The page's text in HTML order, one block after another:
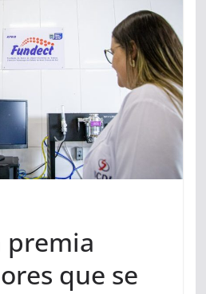
premia
que se